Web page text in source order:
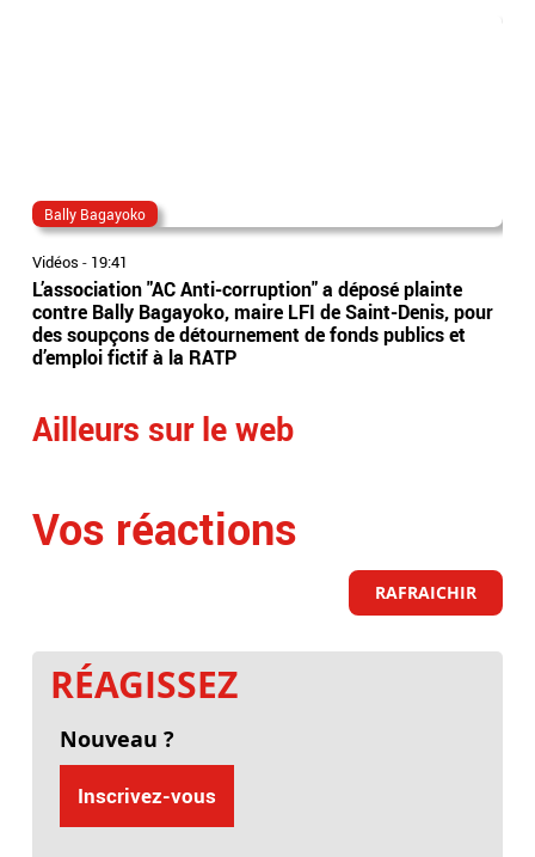
Bally Bagayoko
Vidéos - 19:41
L’association "AC Anti-corruption" a déposé plainte
contre Bally Bagayoko, maire LFI de Saint-Denis, pour
des soupçons de détournement de fonds publics et
d’emploi fictif à la RATP
Ailleurs sur le web
Vos réactions
RAFRAICHIR
RÉAGISSEZ
Nouveau ?
Inscrivez-vous